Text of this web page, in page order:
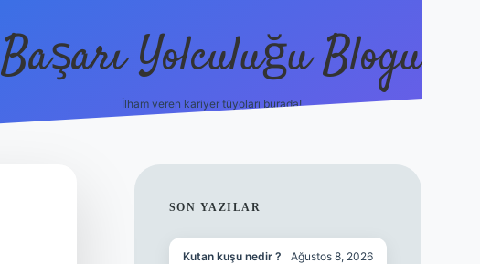
Başarı Yolculuğu Blogu
İlham veren kariyer tüyoları burada!
SIDEBAR
SON YAZILAR
Kutan kuşu nedir ? Ağustos 8, 2026
https://